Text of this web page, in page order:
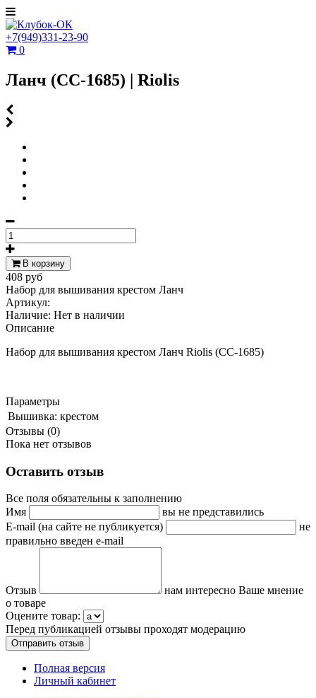
+7(949)331-23-90
0
Ланч (СС-1685) | Riolis
В корзину
408 руб
Набор для вышивания крестом Ланч
Артикул:
Наличие: Нет в наличии
Описание
Набор для вышивания крестом Ланч Riolis (СС-1685)
Параметры
Вышивка: крестом
Отзывы (0)
Пока нет отзывов
Оставить отзыв
Все поля обязательны к заполнению
Имя
вы не представились
E-mail (на сайте не публикуется)
не
правильно введен e-mail
Отзыв
нам интересно Ваше мнение
о товаре
Оцените товар:
Перед публикацией отзывы проходят модерацию
Полная версия
Личный кабинет